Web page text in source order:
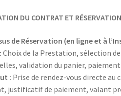
DU CONTRAT ET
de Réservation (en ligne et à
Choix de la Prestation, sélection
validation du panier,
: Prise de rendez-vous directe
justificatif de paiement, valant